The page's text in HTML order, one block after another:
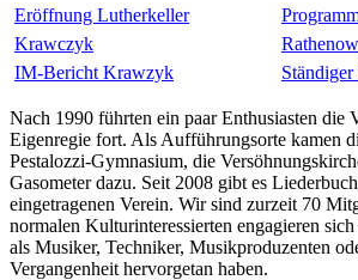
Eröffnung Lutherkeller
Krawczyk
Rathenow
IM-Bericht Krawzyk
Nach 1990 führten ein paar Enthusiasten die
Eigenregie fort. Als Aufführungsorte kamen
Pestalozzi-Gymnasium, die
Gasometer dazu. Seit 2008 gibt es
eingetragenen Verein. Wir sind zurzeit 70
normalen Kulturinteressierten engagieren
als Musiker, Techniker, Musikproduzenten
Vergangenheit hervorgetan haben.